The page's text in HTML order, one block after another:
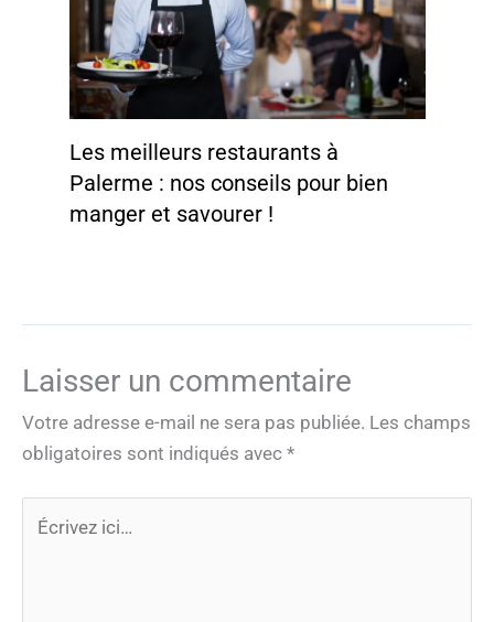
Les meilleurs restaurants à
Palerme : nos conseils pour bien
manger et savourer !
Laisser un commentaire
Votre adresse e-mail ne sera pas publiée. Les champs
obligatoires sont indiqués avec *